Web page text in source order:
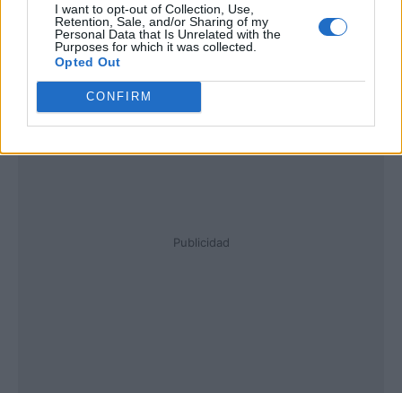
I want to opt-out of Collection, Use,
Retention, Sale, and/or Sharing of my
Personal Data that Is Unrelated with the
Purposes for which it was collected.
Opted Out
CONFIRM
Publicidad